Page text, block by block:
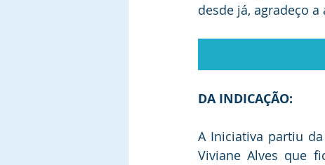
desde já, agradeço
DA INDICAÇÃO:
A Iniciativa partiu
Viviane Alves que